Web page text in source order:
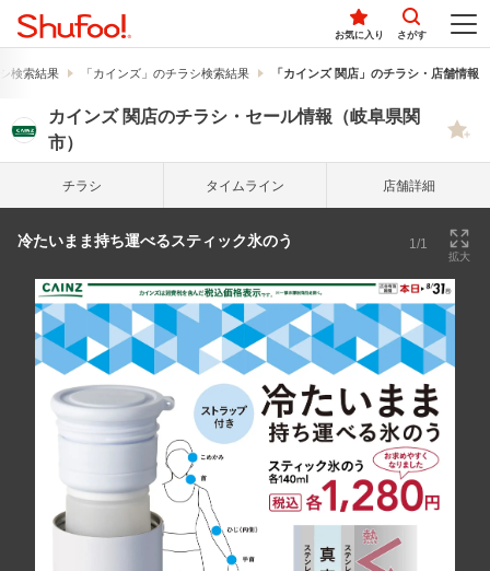
お気に入り さがす
検索結果 「カインズ」のチラシ検索結果 「カインズ 関店」のチラシ・店舗情報
カインズ 関店のチラシ・セール情報（岐阜県関
市）
チラシ タイム ライン 店舗詳細
冷たいまま持ち運べるスティック氷のう 1/1
拡大